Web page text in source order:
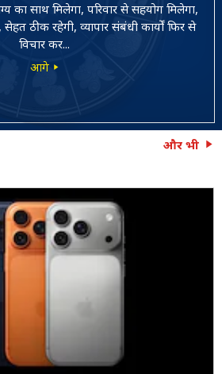
का साथ मिलेगा, परिवार से सहयोग मिलेगा,
सेहत ठीक रहेगी, व्यापार संबंधी कार्यों फिर से
विचार कर...
आगे
और भी